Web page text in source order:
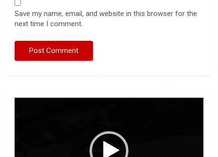
Save my name, email, and website in this browser for the
next time I comment.